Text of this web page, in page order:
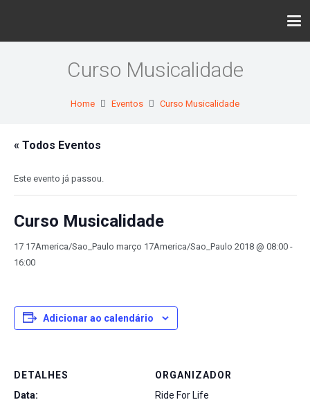
Curso Musicalidade
Home Eventos Curso Musicalidade
« Todos Eventos
Este evento já passou.
Curso Musicalidade
17 17America/Sao_Paulo março 17America/Sao_Paulo 2018 @ 08:00-
16:00
Adicionar ao calendário
DETALHES
Data:
ORGANIZADOR
Ride For Life